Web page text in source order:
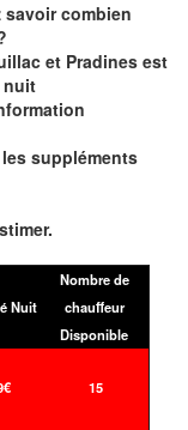
savoircombien
et Pradines est
nuit
suppléments
Nuit
Nombre de
chauffeur
Disponible
15